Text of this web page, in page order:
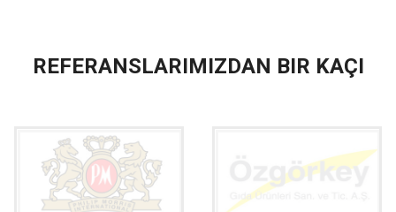
REFERANSLARIMIZDAN BIR KAÇI